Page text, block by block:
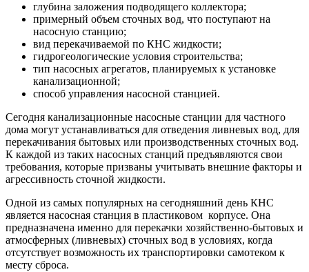
глубина заложения подводящего коллектора;
примерный объем сточных вод, что поступают на
насосную станцию;
вид перекачиваемой по КНС жидкости;
гидрогеологические условия строительства;
тип насосных агрегатов, планируемых к установке
канализационной;
способ управления насосной станцией.
Сегодня канализационные насосные станции для частного
дома могут устанавливаться для отведения ливневых вод, для
перекачивания бытовых или производственных сточных вод.
К каждой из таких насосных станций предъявляются свои
требования, которые призваны учитывать внешние факторы и
агрессивность сточной жидкости.
Одной из самых популярных на сегодняшний день КНС
является насосная станция в пластиковом корпусе. Она
предназначена именно для перекачки хозяйственно-бытовых и
атмосферных (ливневых) сточных вод в условиях, когда
отсутствует возможность их транспортировки самотеком к
месту сброса.